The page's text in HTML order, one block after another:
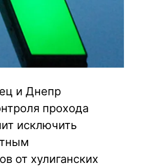
и Днепр
прохода
исключить
от хулиганских